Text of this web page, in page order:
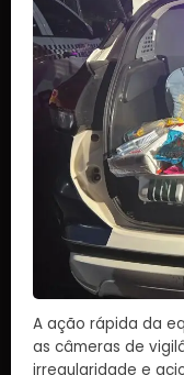
A ação rápida da
as câmeras de
irregularidade e